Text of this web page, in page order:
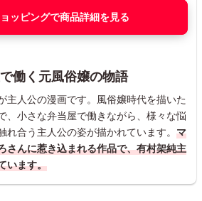
ッピングで商品詳細を見る
働く元風俗嬢の物語
主人公の漫画です。風俗嬢時代を描いた
、小さな弁当屋で働きながら、様々な悩
合う主人公の姿が描かれています。 マ
さんに惹き込まれる作品で、有村架純主
います。